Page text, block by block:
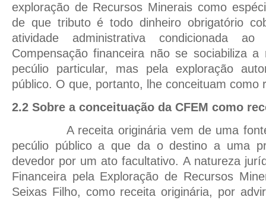
exploração de Recursos Minerais como
de que tributo é todo dinheiro obrigatório
atividade administrativa condicionada
Compensação financeira não se sociabiliza a
pecúlio particular, mas pela exploração
público. O que, portanto, lhe conceituam como
2.2 Sobre a conceituação da CFEM como
A receita originária vem de uma
pecúlio público a que da o destino a uma
devedor por um ato facultativo. A natureza
Financeira pela Exploração de Recursos
Seixas Filho, como receita originária, por